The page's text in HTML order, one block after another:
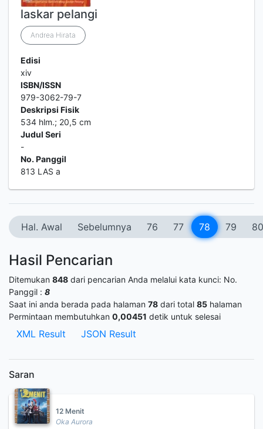
laskar pelangi
Andrea Hirata
Edisi
xiv
ISBN/ISSN
979-3062-79-7
Deskripsi Fisik
534 hlm.; 20,5 cm
Judul Seri
-
No. Panggil
813 LAS a
Hal. Awal Sebelumnya 76 77 78 79 80
Hasil Pencarian
Ditemukan 848 dari pencarian Anda melalui kata kunci: No.
Panggil : 8
Saat ini anda berada pada halaman 78 dari total 85 halaman
Permintaan membutuhkan 0,00451 detik untuk selesai
XML Result JSON Result
Saran
12 Menit
Oka Aurora